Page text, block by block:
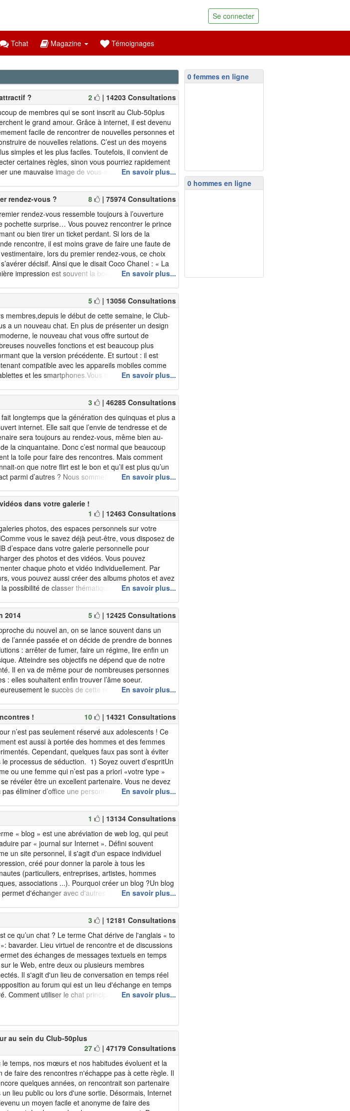
Se connecter
Tchat Magazine Témoignages
? 2
| 14203 Consultations
de membres qui se sont inscrit au Club-50plus
le grand amour. Grâce à internet, il est devenu
facile de rencontrer de nouvelles personnes et
de nouvelles relations. C’est un des moyens
simples et les plus faciles. Toutefois, il convient de
certaines règles, sinon vous pourriez rapidement
une mauvaise image de vous-même en commettant
votre profil soit attractif pour de nombreux membres,
avons ...
En savoir plus...
rendez-vous ? 8
| 75974 Consultations
rendez-vous ressemble toujours à l’ouverture
pochette surprise… Vous pouvez rencontrer le prince
ou bien tirer un ticket perdant. Si lors de la
rencontre, il est moins grave de faire une faute de
lors du premier rendez-vous, ce choix
décisif. Ainsi que le disait Coco Chanel : « La
impression est souvent la bonne, surtout quand
de faire une première bonne impressi...
En savoir plus...
5
| 13056 Consultations
membres,depuis le début de cette semaine, le Club-
a un nouveau chat. En plus de présenter un design
le nouveau chat vous offre surtout de
nouvelles fonctions et est beaucoup plus
que la version précédente. Et surtout : il est
compatible avec les appareils mobiles comme
et les smartphones.Vous trouverez des plus
rubrique Service.Nous vous souhaitons beaucoup de
avec ce nouveau chat et surtout de nombreuses
! Phot...
En savoir plus...
3
| 46285 Consultations
longtemps que la génération des quinquas et plus a
internet. Elle sait que l’envie de tendresse et de
sera toujours au rendez-vous, même bien au-
la cinquantaine. Donc c’est normal que beaucoup
la toile pour faire des rencontres. Mais comment
on que notre flirt est le bon et qu’il est plus qu’un
parmi d’autres ? Nous sommes en proie aux doutes,
Voici les vrais signes de l’amour naissant.&...
En savoir plus...
dans votre galerie !
1
| 12463 Consultations
photos, des espaces personnels sur votre
vous le savez déjà peut-être, vous disposez de
d’espace dans votre galerie personnelle pour
des photos et des vidéos. Vous pouvez
chaque photo et vidéo individuellement. Par
vous pouvez aussi créer des aIbums photos et avez
possibilité de classer thématiquement vos photos et
qui visitent votre galerie peuv...
En savoir plus...
2014 5
| 12425 Consultations
du nouvel an, on se lance souvent dans un
de l’année passée et on décide de prendre de bonnes
: arrêter de fumer, faire un régime, lire enfin un
Atteindre ses objectifs ne dépend que de notre
Il en va de même pour de nombreuses personnes
: elles souhaitent enfin trouver l’âme soeur.
le succès de cette recherche ne dépend
autres facteurs qui ne pe...
En savoir plus...
! 10
| 14321 Consultations
n’est pas seulement réservé aux adolescents ! Ce
est aussi à portée des hommes et des femmes
Cependant, quelques faux pas sont à éviter
le processus de séduction. 1) Soyez ouvert d’espritUn
ou une femme qui n’est pas a priori «votre type »
révéler être un excellent partenaire. Vous ne devez
pas éliminer d’office une personne ! En la connaissant
En savoir plus...
1
| 13134 Consultations
« blog » est une abréviation de web log, qui peut
par « journal sur Internet ». Défini souvent
un site personnel, il s'agit d'un espace individuel
créé pour donner la parole à tous les
(particuliers, entreprises, artistes, hommes
associations ...). Pourquoi créer un blog ?Un blog
permet d'échanger avec d'autres internautes, mais
Ainsi de nombreux blogueurs parl...
En savoir plus...
3
| 12181 Consultations
ce qu’un chat ? Le terme Chat dérive de l'anglais « to
bavarder. Lieu virtuel de rencontre et de discussions
des échanges de messages textuels en temps
le Web, entre deux ou plusieurs membres
Il s'agit d'un lieu de conversation en temps réel
au forum qui est un lieu d'échange en temps
Comment utiliser le chat principal du Club-50plus ?
En savoir plus...
au sein du Club-50plus
27
| 47179 Consultations
le temps, nos mœurs et nos habitudes évoluent et la
de faire des rencontres n'échappe pas à cette règle. Il
quelques années, on rencontrait son partenaire
un lieu public ou lors d'une sortie. Désormais, Internet
un moyen facile et anonyme de faire des
0 femmes en ligne
0 hommes en ligne